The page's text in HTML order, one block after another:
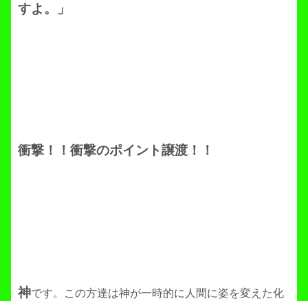
すよ。」
衝撃！！衝撃のポイント譲渡！！
神です。この方達は神が一時的に人間に姿を変えた化